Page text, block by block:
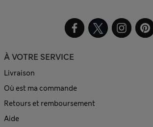
À VOTRE SERVICE
Livraison
Où est ma commande
Retours et remboursement
Aide